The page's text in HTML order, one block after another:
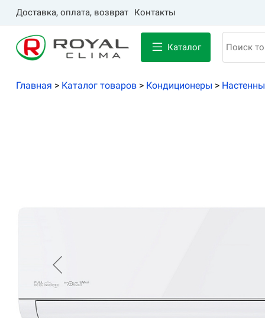
Доставка, оплата, возврат Контакты
Каталог
Главная > Каталог товаров > Кондиционеры >